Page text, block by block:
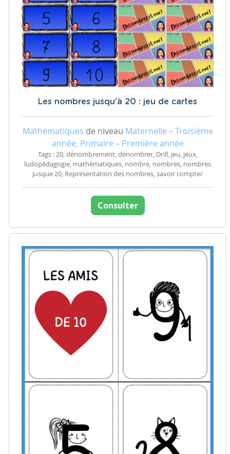
Les nombres jusqu'à 20 : jeu de cartes
Mathématiques de niveau Maternelle – Troisième
année, Primaire – Première année
Tags : 20, dénombrement, dénombrer, Drill, jeu, jeux,
ludopédagogie, mathématiques, nombre, nombres, nombres
jusque 20, Representation des nombres, savoir compter
Consulter